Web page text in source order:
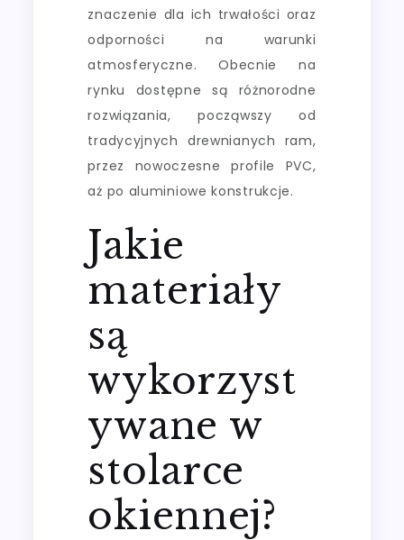
znaczenie dla ich trwałości oraz
odporności na warunki
atmosferyczne. Obecnie na
rynku dostępne są różnorodne
rozwiązania, począwszy od
tradycyjnych drewnianych ram,
przez nowoczesne profile PVC,
aż po aluminiowe konstrukcje.
Jakie
materiały
są
wykorzyst
ywane w
stolarce
okiennej?